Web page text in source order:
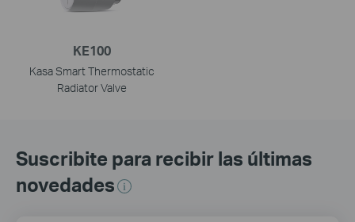
KE100
Kasa Smart Thermostatic
Radiator Valve
Suscribite para recibir las últimas
novedades